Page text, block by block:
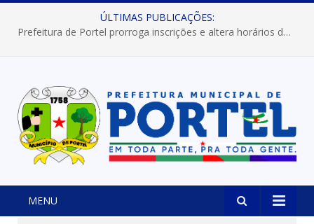
ÚLTIMAS PUBLICAÇÕES:
Prefeitura de Portel prorroga inscrições e altera horários dos concursos “Musa” e “Miss Mix Verão 2026”
MENU